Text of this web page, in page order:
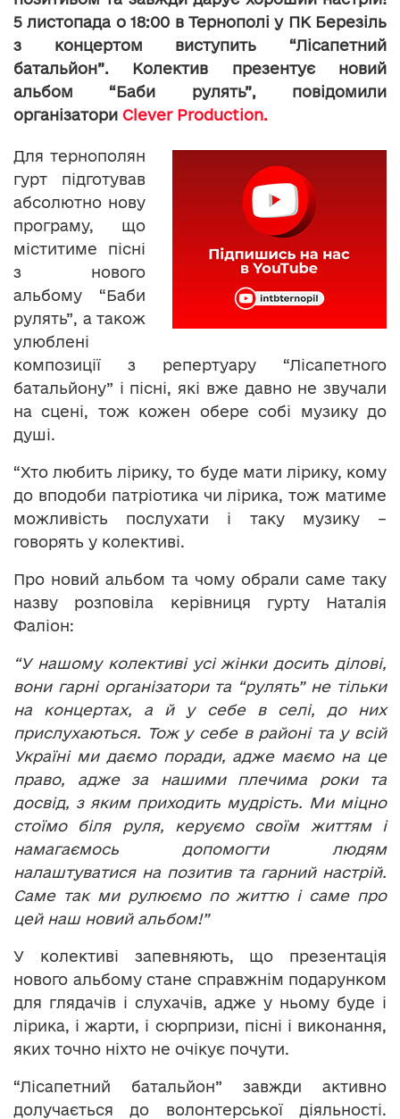
5 листопада о 18:00 в Тернополі у ПК Березіль
з концертом виступить “Лісапетний
батальйон”. Колектив презентує новий
альбом “Баби рулять”, повідомили
організатори Clever Production.
Для тернополян
гурт підготував
абсолютно нову
програму, що
міститиме пісні
з нового
альбому “Баби
рулять”, а також
улюблені
композиції з репертуару “Лісапетного
батальйону” і пісні, які вже давно не звучали
на сцені, тож кожен обере собі музику до
душі.
“Хто любить лірику, то буде мати лірику, кому
до вподоби патріотика чи лірика, тож матиме
можливість послухати і таку музику –
говорять у колективі.
Про новий альбом та чому обрали саме таку
назву розповіла керівниця гурту Наталія
Фаліон:
“У нашому колективі усі жінки досить ділові,
вони гарні організатори та “рулять” не тільки
на концертах, а й у себе в селі, до них
прислухаються. Тож у себе в районі та у всій
Україні ми даємо поради, адже маємо на це
право, адже за нашими плечима роки та
досвід, з яким приходить мудрість. Ми міцно
стоїмо біля руля, керуємо своїм життям і
намагаємось допомогти людям
налаштуватися на позитив та гарний настрій.
Саме так ми рулюємо по життю і саме про
цей наш новий альбом!”
У колективі запевняють, що презентація
нового альбому стане справжнім подарунком
для глядачів і слухачів, адже у ньому буде і
лірика, і жарти, і сюрпризи, пісні і виконання,
яких точно ніхто не очікує почути.
“Лісапетний батальйон” завжди активно
долучається до волонтерської діяльності.